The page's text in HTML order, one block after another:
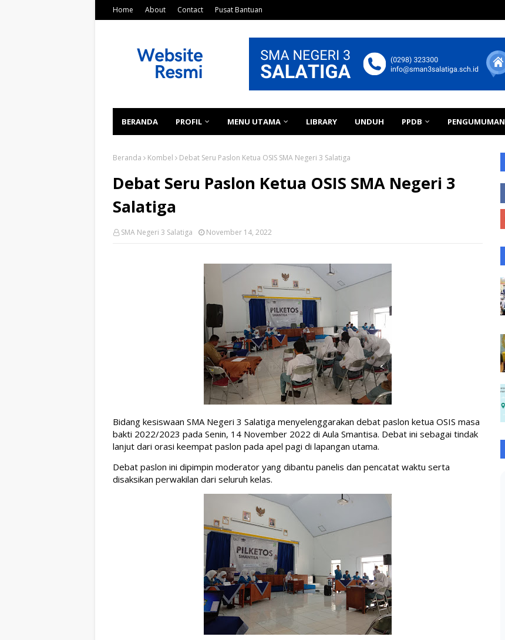
Home About Contact Pusat Bantuan
BERANDA PROFIL MENU UTAMA LIBRARY UNDUH PPDB PENGUMUMAN
Beranda Kombel Debat Seru Paslon Ketua OSIS SMA Negeri 3 Salatiga
Debat Seru Paslon Ketua OSIS SMA Negeri 3
Salatiga
SMA Negeri 3 Salatiga November 14, 2022
Bidang kesiswaan SMA Negeri 3 Salatiga menyelenggarakan debat paslon ketua OSIS masa
bakti 2022/2023 pada Senin, 14 November 2022 di Aula Smantisa. Debat ini sebagai tindak
lanjut dari orasi keempat paslon pada apel pagi di lapangan utama.
Debat paslon ini dipimpin moderator yang dibantu panelis dan pencatat waktu serta
disaksikan perwakilan dari seluruh kelas.